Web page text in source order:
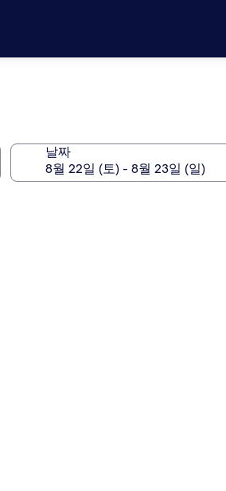
날짜